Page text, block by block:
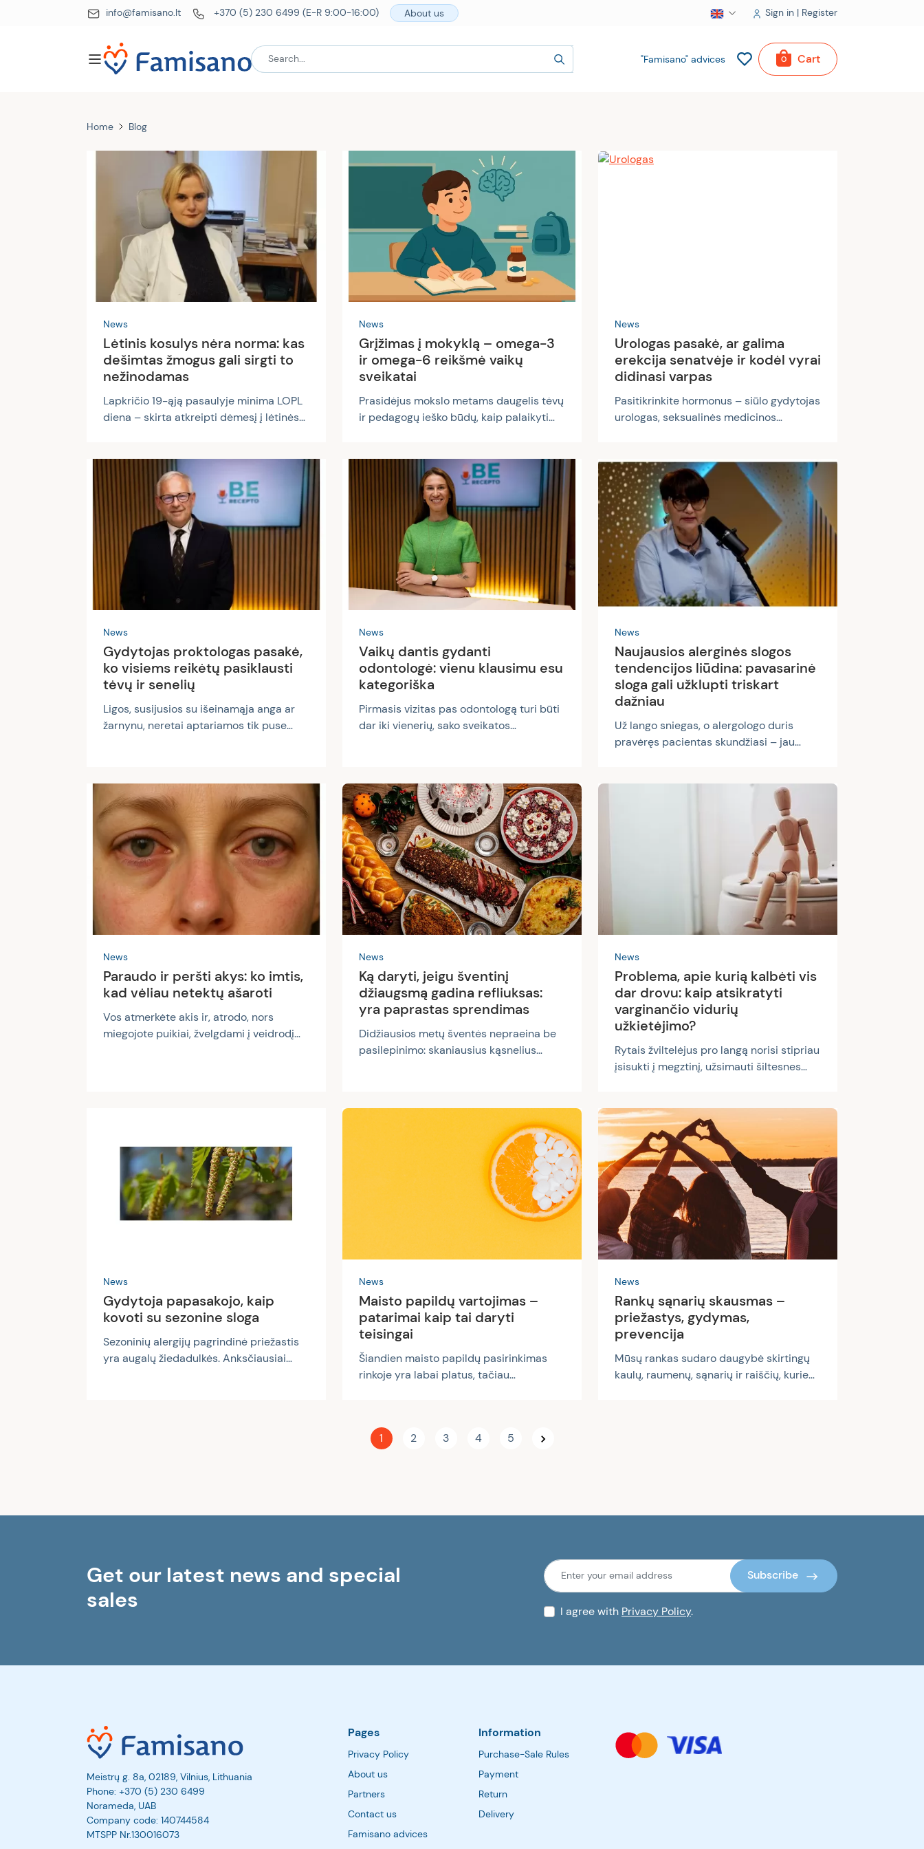
info@famisano.lt +370 (5) 230 6499 (E-R 9:00-16:00) About us Sign in | Register
"Famisano" advices 0 Cart
Home Blog
News
Lėtinis kosulys nėra norma: kas
dešimtas žmogus gali sirgti to
nežinodamas
Lapkričio 19-ąją pasaulyje minima LOPL
diena – skirta atkreipti dėmesį į lėtinės
apie galimybes sulėtinti jos eigą.
Gydytojos pulmonologės Gabrielės
Čepulytės-Višinskienės teigimu, šia liga
gali sirgti net nežinant – tai ypač aktualu
ilgą laiką rūkiusiems ar kenksmingomis
sąlygomis dirbantiems žmonėms.
Daugiau nei 70 proc. atvejų –
nediagnozuoti „LOPL – tai liga, apie kurią
vis dar žino per mažai žmonių....
News
Grįžimas į mokyklą – omega-3
ir omega-6 reikšmė vaikų
sveikatai
Prasidėjus mokslo metams daugelis tėvų
ir pedagogų ieško būdų, kaip palaikyti
vystymuisi, o tarp daugiausiai tyrinėtų
maistinių medžiagų, susijusių su
kognityvine sveikata, patenka omega-3 ir
omega-6 riebalų rūgštys. Kodėl omega
riebalų rūgštys yra svarbios Omega-3 ir
omega-6 riebalų rūgštys yra
nepakeičiamosios riebalų rūgštys, kurių
organizmas negali pasigaminti pats – jas
būtina gauti su maistu arba papildais.
Šios...
News
Urologas pasakė, ar galima
erekcija senatvėje ir kodėl vyrai
didinasi varpas
Pasitikrinkite hormonus – siūlo gydytojas
urologas, seksualinės medicinos
kelia sutrikusi erekcija. Sveikatos
tinklalaidėje „Be recepto“ gydytojas į
vatą nevynioja: anot jo, tai, kad bėgant
metams erekcija mažėja ar net visai
dingsta, nėra normalu ir to galima
išvengti. Pasakodamas apie savo darbo
specifiką, T. Simaška juokauja, kad
kartais tenka pacientus kaip reikiant
pakamantinėti, kol iš jų išgauna
News
Gydytojas proktologas pasakė,
ko visiems reikėtų pasiklausti
tėvų ir senelių
Ligos, susijusios su išeinamąja anga ar
žarnynu, neretai aptariamos tik puse
naršo internete, ieškodami atsakymų,
kokia neganda ištiko bei kuo nuo jos
vaduotis, ir tik nebetekę vilties išgyti
savarankiškai, praveria gydytojo
proktologo kabineto duris. Kalbėdamas
sveikatos tinklalaidėje „Be recepto“
Paulius Žeromskas, proktologas, pilvo
chirurgas ir onkologas, neslėpė, kad jam...
News
Vaikų dantis gydanti
odontologė: vienu klausimu esu
kategoriška
Pirmasis vizitas pas odontologą turi būti
dar iki vienerių, sako sveikatos
dantys nesvarbūs, mat jie vis tiek iškris ir
tuomet bus galima rūpintis nuolatiniais.
Tiesa ta, kad prasta priežiūra gali įsukti
gerokai rimtesnių ir skausmingesnių
problemų ratą. Anot L. Šliažienės, nors
tėvai jau žino daug apie vaikų dantų
priežiūrą ir stengiasi atžalų burnos
sveikata pasirūpinti, pieniniai...
News
Naujausios alerginės slogos
tendencijos liūdina: pavasarinė
sloga gali užklupti triskart
dažniau
Už lango sniegas, o alergologo duris
pravėręs pacientas skundžiasi – jau
sukeliančios žiedadulkės nukeliauja
tūkstančius kilometrų, tad alergenai į
Lietuvą patekti gali iš įvairiausių kraštų.
Visgi didysis susirgimų pikas prasideda
jau dabar ir dar bent dusyk šiemet gali
tekti apsiginkluoti vaistais ir
nosinaitėmis, sveikatos temų
tinklalaidėje „Be recepto“ tikina gydytoja
alergologė prof. dr. Violeta Kvedarienė....
News
Paraudo ir peršti akys: ko imtis,
kad vėliau netektų ašaroti
Vos atmerkėte akis ir, atrodo, nors
miegojote puikiai, žvelgdami į veidrodį
ašarų. Tokia savijauta pasiskųsti dažnai
gali tie, kurie atėjusį pavasarį pirmiausia
pajunta suaktyvėjusia sezonine alergija.
Visgi nebūtinai alergenai kalti, kad į
pasaulį tenka...
News
Ką daryti, jeigu šventinį
džiaugsmą gadina refliuksas:
yra paprastas sprendimas
Didžiausios metų šventės nepraeina be
pasilepinimo: skaniausius kąsnelius
skanėstais ir patys. Nieko keisto, kad
tokių šventinių susibėgimų ir
pasisėdėjimų palydovas yra graužiantis
rėmuo, skrandžio skausmas, nemalonus
skonis burnoje, kosulys ir kiti simptomai.
Visi jie gali byloti apie ganėtinai dažną
problemą – refliuksą. Laimei, suvaldyti jį
News
Problema, apie kurią kalbėti vis
dar drovu: kaip atsikratyti
varginančio vidurių
užkietėjimo?
Rytais žviltelėjus pro langą norisi stipriau
įsisukti į megztinį, užsimauti šiltesnes
ieškant šiltesnės aprangos: renkantis
maistą, rodos, nepastebimai gręžiamės
nuo žalumynų, įvairių sveikuoliškų
kokteilių ir į lėkštę dedamės sotesnį,
sušildantį patiekalą. Negana to, atšalus
orams dviratį ar ėjimą pėstute, ilgus
pasivaikščiojimus pakeičia automobilis.
Atrodo, pokyčiai nėra drastiški, tas pats
kartojasi kasmet...
News
Gydytoja papasakojo, kaip
kovoti su sezonine sloga
Sezoninių alergijų pagrindinė priežastis
yra augalų žiedadulkės. Anksčiausiai
News
Maisto papildų vartojimas –
patarimai kaip tai daryti
teisingai
Šiandien maisto papildų pasirinkimas
rinkoje yra labai platus, tačiau
kokius papildus vertėtų vartoti, kiek jie
apskritai yra naudingi. Visų pirma,
riebiųjų rūgščių ar kitų...
News
Rankų sąnarių skausmas –
priežastys, gydymas,
prevencija
Mūsų rankas sudaro daugybė skirtingų
kaulų, raumenų, sąnarių ir raiščių, kurie
trikdančių problemų. Dėl...
1 2 3 4 5
Get our latest news and special
sales
Subscribe
I agree with Privacy Policy.
Meistrų g. 8a, 02189, Vilnius, Lithuania
Phone: +370 (5) 230 6499
Norameda, UAB
Company code: 140744584
MTSPP Nr.130016073
Pages
Privacy Policy
About us
Partners
Contact us
Famisano advices
Information
Purchase-Sale Rules
Payment
Return
Delivery